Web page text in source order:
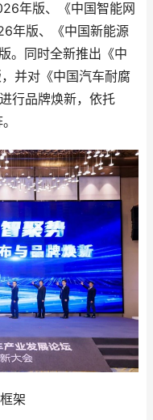
年版、《中国智能网
年版、《中国新能源
。同时全新推出《中
并对《中国汽车耐腐
行品牌焕新，依托
架